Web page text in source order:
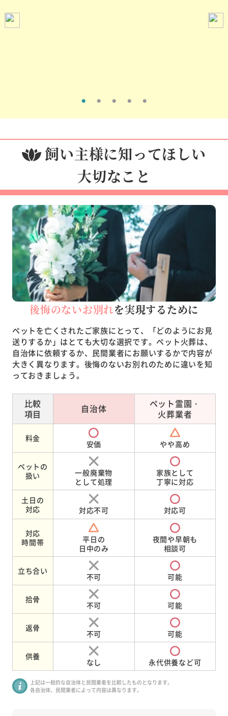
飼い主様に知ってほしい
大切なこと
後悔のないお別れを実現するために
ペットを亡くされたご家族にとって、「どのようにお見
送りするか」はとても大切な選択です。ペット火葬は、
自治体に依頼するか、民間業者にお願いするかで内容が
大きく異なります。後悔のないお別れのために違いを知
っておきましょう。
比較
項目
自治体
ペット霊園・
火葬業者
料金
安価 やや高め
ペットの
扱い
一般廃棄物
として処理
家族として
丁寧に対応
土日の
対応
対応不可 対応可
対応
時間帯
平日の
日中のみ
夜間や早朝も
相談可
立ち合い
不可 可能
拾骨
不可 可能
返骨
不可 可能
供養
なし 永代供養など可
上記は一般的な自治体と民間業者を比較したものとなります。
各自治体、民間業者によって内容は異なります。